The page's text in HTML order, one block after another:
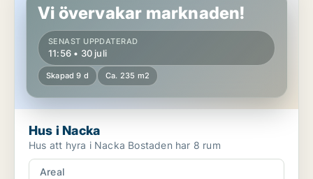
Vi övervakar marknaden!
SENAST UPPDATERAD
11:56 • 30 juli
Skapad 9 d Ca. 235 m2
Hus i Nacka
Hus att hyra i Nacka Bostaden har 8 rum
Areal